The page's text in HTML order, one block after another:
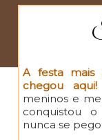
A festa mais
chegou aqui!
meninos e
conquistou
nunca se